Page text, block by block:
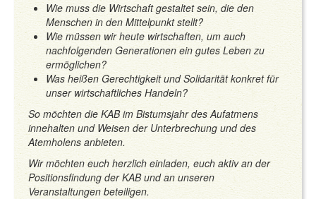
Wie muss die Wirtschaft gestaltet sein, die den
Menschen in den Mittelpunkt stellt?
Wie müssen wir heute wirtschaften, um auch
nachfolgenden Generationen ein gutes Leben zu
ermöglichen?
Was heißen Gerechtigkeit und Solidarität konkret für
unser wirtschaftliches Handeln?
So möchten die KAB im Bistumsjahr des Aufatmens
innehalten und Weisen der Unterbrechung und des
Atemholens anbieten.
Wir möchten euch herzlich einladen, euch aktiv an der
Positionsfindung der KAB und an unseren
Veranstaltungen beteiligen.